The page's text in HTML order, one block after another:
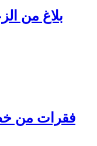
بلاغ من
فقرات من